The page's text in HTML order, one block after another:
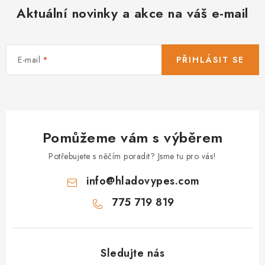
Aktuální novinky a akce na váš e-mail
E-mail PŘIHLÁSIT SE
Pomůžeme vám s výběrem
Potřebujete s něčím poradit? Jsme tu pro vás!
info@hladovypes.com
775 719 819